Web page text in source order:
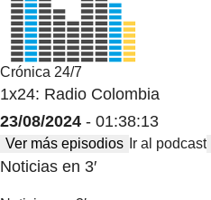
Crónica 24/7
1x24: Radio Colombia
23/08/2024 - 01:38:13
Ver más episodios Ir al podcast
Noticias en 3′